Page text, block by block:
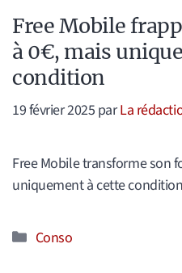
Free Mobile
à 0€, mais
condition
19 février 2025 parLa
Free Mobile transforme son
uniquement à cette
Catégories
Conso